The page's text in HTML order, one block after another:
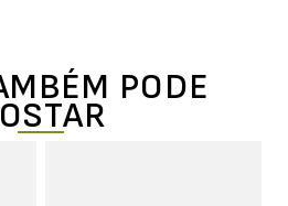
PODE